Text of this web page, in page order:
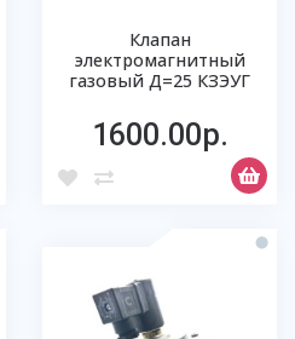
Клапан
электромагнитный
газовый Д=25 КЗЭУГ
1600.00р.